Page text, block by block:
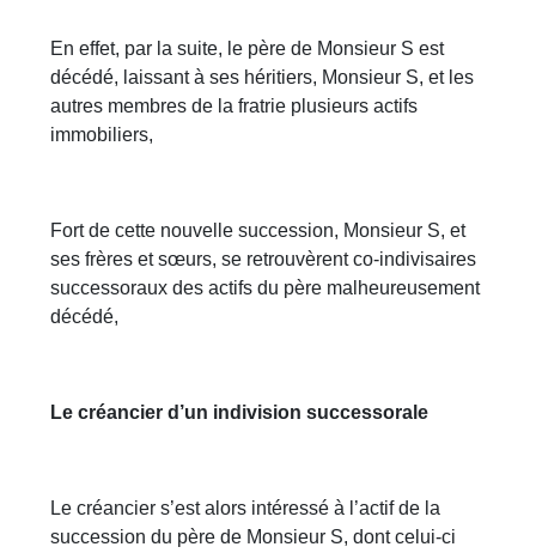
En effet, par la suite, le père de Monsieur S est
décédé, laissant à ses héritiers, Monsieur S, et les
autres membres de la fratrie plusieurs actifs
immobiliers,
Fort de cette nouvelle succession, Monsieur S, et
ses frères et sœurs, se retrouvèrent co-indivisaires
successoraux des actifs du père malheureusement
décédé,
Le créancier d’un indivision successorale
Le créancier s’est alors intéressé à l’actif de la
succession du père de Monsieur S, dont celui-ci